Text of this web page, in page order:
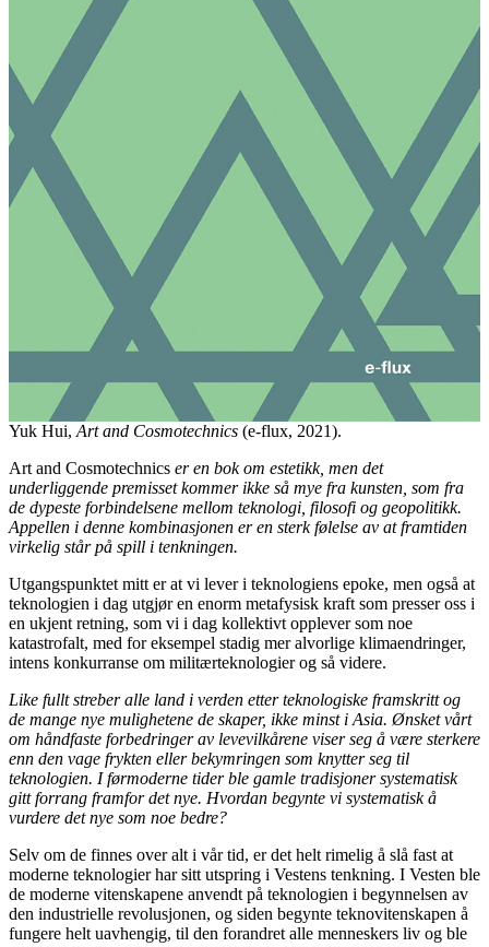
Yuk Hui, Art and Cosmotechnics (e-flux, 2021).
Art and Cosmotechnics er en bok om estetikk, men det
underliggende premisset kommer ikke så mye fra kunsten, som fra
de dypeste forbindelsene mellom teknologi, filosofi og geopolitikk.
Appellen i denne kombinasjonen er en sterk følelse av at framtiden
virkelig står på spill i tenkningen.
Utgangspunktet mitt er at vi lever i teknologiens epoke, men også at
teknologien i dag utgjør en enorm metafysisk kraft som presser oss i
en ukjent retning, som vi i dag kollektivt opplever som noe
katastrofalt, med for eksempel stadig mer alvorlige klimaendringer,
intens konkurranse om militærteknologier og så videre.
Like fullt streber alle land i verden etter teknologiske framskritt og
de mange nye mulighetene de skaper, ikke minst i Asia. Ønsket vårt
om håndfaste forbedringer av levevilkårene viser seg å være sterkere
enn den vage frykten eller bekymringen som knytter seg til
teknologien. I førmoderne tider ble gamle tradisjoner systematisk
gitt forrang framfor det nye. Hvordan begynte vi systematisk å
vurdere det nye som noe bedre?
Selv om de finnes over alt i vår tid, er det helt rimelig å slå fast at
moderne teknologier har sitt utspring i Vestens tenkning. I Vesten ble
de moderne vitenskapene anvendt på teknologien i begynnelsen av
den industrielle revolusjonen, og siden begynte teknovitenskapen å
fungere helt uavhengig, til den forandret alle menneskers liv og ble